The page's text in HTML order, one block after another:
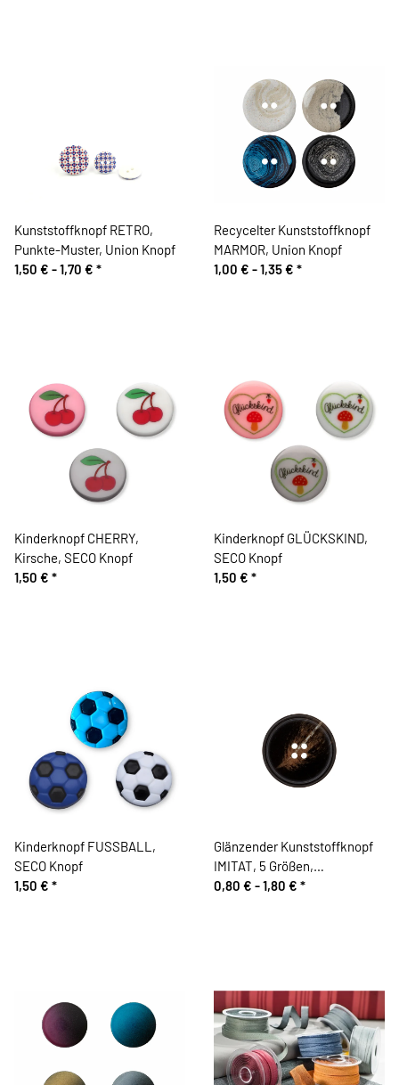
Kunststoffknopf RETRO,
Punkte-Muster, Union Knopf
1,50 € -1,70 € *
Recycelter Kunststoffknopf
MARMOR, Union Knopf
1,00 € -1,35 € *
Kinderknopf CHERRY,
Kirsche, SECO Knopf
1,50 € *
Kinderknopf GLÜCKSKIND,
SECO Knopf
1,50 € *
Kinderknopf FUSSBALL,
SECO Knopf
1,50 € *
Glänzender Kunststoffknopf
IMITAT, 5 Größen,
dunkelbraun
0,80 € -1,80 € *